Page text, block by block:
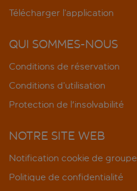
Télécharger l’application
QUI SOMMES-NOUS
Conditions de réservation
Conditions d’utilisation
Protection de l'insolvabilité
NOTRE SITE WEB
Notification cookie de groupe
Politique de confidentialité